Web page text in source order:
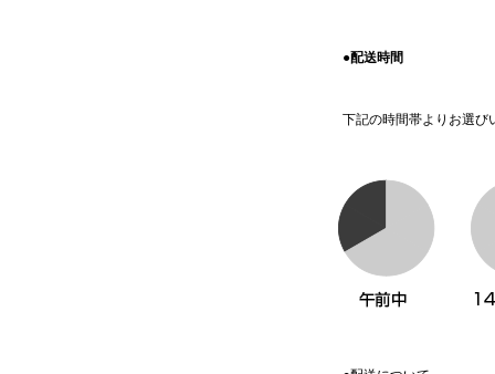
●配送時間
下記の時間帯よりお選び